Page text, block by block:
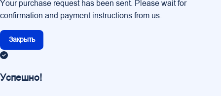
Your purchase request has been sent. Please wait for
confirmation and payment instructions from us.
Закрыть
Успешно!